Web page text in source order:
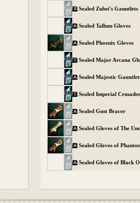
Sealed Zubei's Gauntlets
Sealed Tallum Gloves
Sealed Phoenix Gloves
Sealed Major Arcana
Sealed Majestic
Sealed Imperial
Sealed Gust Bracer
Sealed Gloves of The
Sealed Gloves of
Sealed Gloves of Black